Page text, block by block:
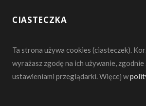
CIASTECZKA
Ta strona używa cookies (ciasteczek).
wyrażasz zgodę na ich używanie,
ustawieniami przeglądarki. Więcej w